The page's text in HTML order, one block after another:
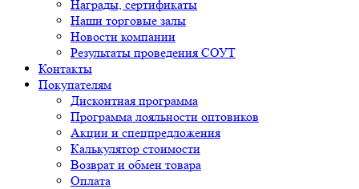
Награды, сертификаты
Наши торговые залы
Новости компании
Результаты проведения СОУТ
Контакты
Покупателям
Дисконтная программа
Программа лояльности оптовиков
Акции и спецпредложения
Калькулятор стоимости
Возврат и обмен товара
Оплата